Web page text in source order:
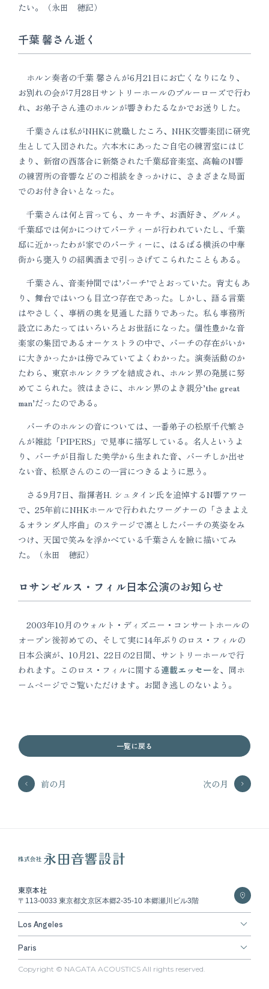
たい。（永田 穂記）
千葉 馨さん逝く
ホルン奏者の千葉 馨さんが6月21日にお亡くなりになり、
お別れの会が7月28日サントリーホールのブルーローズで行わ
れ、お弟子さん達のホルンが響きわたるなかでお送りした。
千葉さんは私がNHKに就職したころ、NHK交響楽団に研究
生として入団された。六本木にあったご自宅の練習室にはじ
まり、新宿の西落合に新築された千葉邸音楽室、高輪のN響
の練習所の音響などのご相談をきっかけに、さまざまな局面
でのお付き合いとなった。
千葉さんは何と言っても、カーキチ、お酒好き、グルメ。
千葉邸では何かにつけてパーティーが行われていたし、千葉
邸に近かったわが家でのパーティーに、はるばる横浜の中華
街から甕入りの紹興酒まで引っさげてこられたこともある。
千葉さん、音楽仲間では’バーチ’でとおっていた。背丈もあ
り、舞台ではいつも目立つ存在であった。しかし、語る言葉
はやさしく、事柄の奥を見通した語りであった。私も事務所
設立にあたってはいろいろとお世話になった。個性豊かな音
楽家の集団であるオーケストラの中で、バーチの存在がいか
に大きかったかは傍でみていてよくわかった。演奏活動のか
たわら、東京ホルンクラブを結成され、ホルン界の発展に努
めてこられた。彼はまさに、ホルン界のよき親分’the great
man’だったのである。
バーチのホルンの音については、一番弟子の松原千代繁さ
んが雑誌「PIPERS」で見事に描写している。名人というよ
り、バーチが目指した美学から生まれた音、バーチしか出せ
ない音、松原さんのこの一言につきるように思う。
さる9月7日、指揮者H. シュタイン氏を追悼するN響アワー
で、25年前にNHKホールで行われたワーグナーの「さまよえ
るオランダ人序曲」のステージで凛としたバーチの英姿をみ
つけ、天国で笑みを浮かべている千葉さんを瞼に描いてみ
た。（永田 穂記）
ロサンゼルス・フィル日本公演のお知らせ
2003年10月のウォルト・ディズニー・コンサートホールの
オープン後初めての、そして実に14年ぶりのロス・フィルの
日本公演が、10月21、22日の2日間、サントリーホールで行
われます。このロス・フィルに関する 連載エッセーを、同ホ
ームページでご覧いただけます。お聞き逃しのないよう。
前の月
一覧に戻る
次の月
東京本社
〒113-0033 東京都文京区本郷2-35-10 本郷瀬川ビル3階
Los Angeles
Paris
Copyright © NAGATA ACOUSTICS All rights reserved.